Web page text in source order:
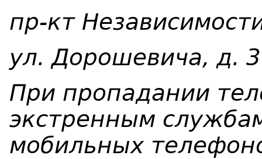
пр-кт
ул. Дорошевича, д.
При пропадании
экстренным
мобильных